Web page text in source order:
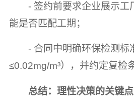
- 签约前要求企业展示工
能是否匹配工期；
- 合同中明确环保检测标
≤0.02mg/m³），并约定复检
总结：理性决策的关键点